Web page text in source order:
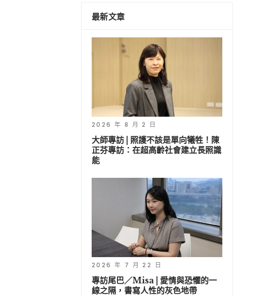
最新文章
2026 年 8 月 2 日
大師專訪 | 照護不該是單向犧牲！陳
正芬專訪：在超高齡社會建立長照識
能
2026 年 7 月 22 日
專訪尾巴／Misa | 愛情與恐懼的一
線之隔，書寫人性的灰色地帶